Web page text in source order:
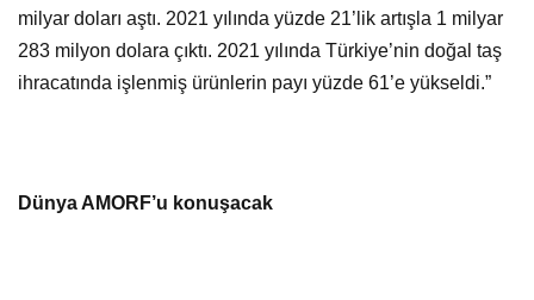
milyar doları aştı. 2021 yılında yüzde 21’lik artışla 1 milyar
283 milyon dolara çıktı. 2021 yılında Türkiye’nin doğal taş
ihracatında işlenmiş ürünlerin payı yüzde 61’e yükseldi.”
Dünya AMORF’u konuşacak